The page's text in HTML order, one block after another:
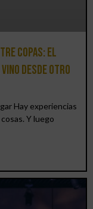
copas: el
desde otro
Hay experiencias
Y luego